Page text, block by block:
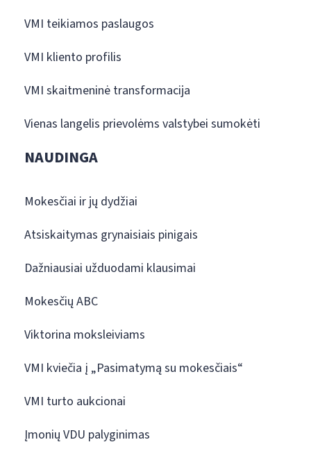
VMI teikiamos paslaugos
VMI kliento profilis
VMI skaitmeninė transformacija
Vienas langelis prievolėms valstybei sumokėti
NAUDINGA
Mokesčiai ir jų dydžiai
Atsiskaitymas grynaisiais pinigais
Dažniausiai užduodami klausimai
Mokesčių ABC
Viktorina moksleiviams
VMI kviečia į „Pasimatymą su mokesčiais“
VMI turto aukcionai
Įmonių VDU palyginimas